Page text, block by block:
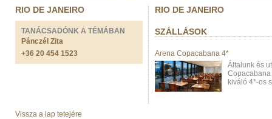
RIO DE JANEIRO
TANÁCSADÓNK A TÉMÁBAN
Pánczél Zita
+36 20 454 1523
RIO DE JANEIRO
SZÁLLÁSOK
Arena Copacabana 4*
Általunk és
kiváló 4*-os
Vissza a lap tetejére